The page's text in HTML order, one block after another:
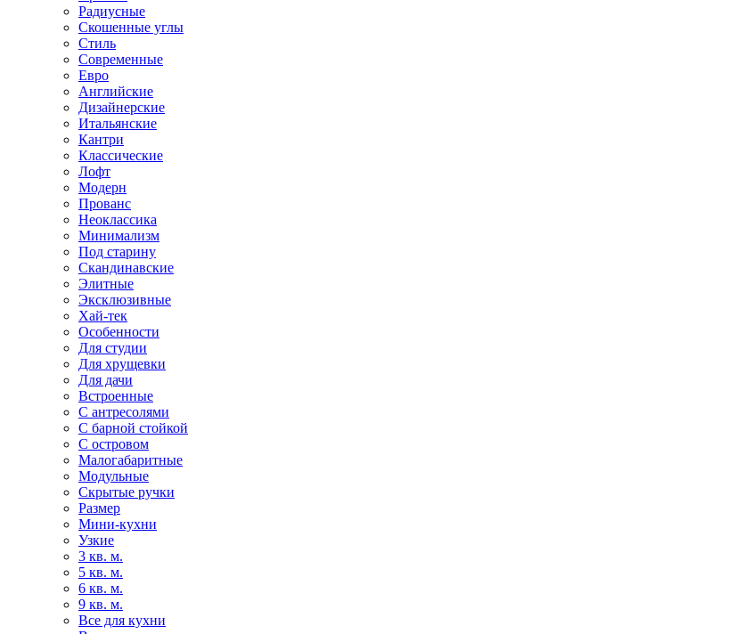
Радиусные
Скошенные углы
Стиль
Современные
Евро
Английские
Дизайнерские
Итальянские
Кантри
Классические
Лофт
Модерн
Прованс
Неоклассика
Минимализм
Под старину
Скандинавские
Элитные
Эксклюзивные
Хай-тек
Особенности
Для студии
Для хрущевки
Для дачи
Встроенные
С антресолями
С барной стойкой
С островом
Малогабаритные
Модульные
Скрытые ручки
Размер
Мини-кухни
Узкие
3 кв. м.
5 кв. м.
6 кв. м.
9 кв. м.
Все для кухни